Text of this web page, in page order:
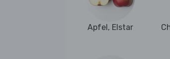
Apfel, Elstar